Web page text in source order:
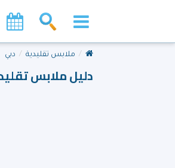
ملابس تقليدية دبي
دليل ملابس